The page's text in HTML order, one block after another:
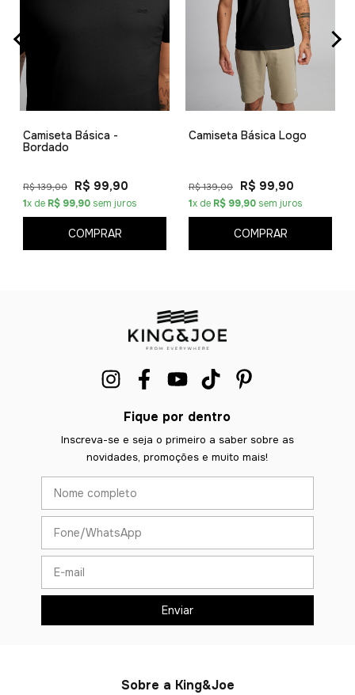
Camiseta Básica -
Bordado
R$ 139,00 R$ 99,90
1x de R$ 99,90 sem juros
COMPRAR
Camiseta Básica Logo
R$ 139,00 R$ 99,90
1x de R$ 99,90 sem juros
COMPRAR
Fique por dentro
Inscreva-se e seja o primeiro a saber sobre as
novidades, promoções e muito mais!
Sobre a King&Joe